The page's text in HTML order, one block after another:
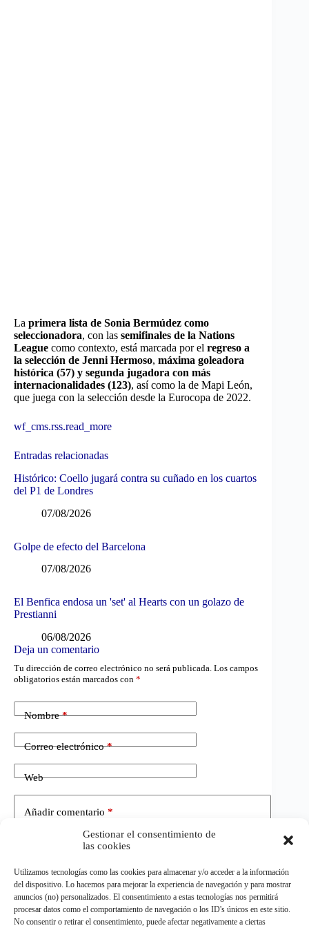
Gestionar el consentimiento de
las cookies
Utilizamos tecnologías como las cookies para almacenar y/o acceder a la información
del dispositivo. Lo hacemos para mejorar la experiencia de navegación y para mostrar
anuncios (no) personalizados. El consentimiento a estas tecnologías nos permitirá
procesar datos como el comportamiento de navegación o los ID's únicos en este sitio.
No consentir o retirar el consentimiento, puede afectar negativamente a ciertas
La primera lista de Sonia Bermúdez como
seleccionadora, con las semifinales de la Nations
League como contexto, está marcada por el regreso a
la selección de Jenni Hermoso, máxima goleadora
histórica (57) y segunda jugadora con más
internacionalidades (123), así como la de Mapi León,
que juega con la selección desde la Eurocopa de 2022.
wf_cms.rss.read_more
Entradas relacionadas
Histórico: Coello jugará contra su cuñado en los cuartos
del P1 de Londres
07/08/2026
Golpe de efecto del Barcelona
07/08/2026
El Benfica endosa un 'set' al Hearts con un golazo de
Prestianni
06/08/2026
Deja un comentario
Tu dirección de correo electrónico no será publicada. Los campos
obligatorios están marcados con *
Nombre*
Correo electrónico*
Web
Añadir comentario *